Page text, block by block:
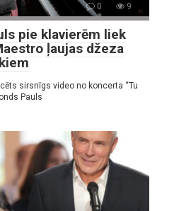
0 9
pie klavierēm liek
ļaujas džeza
sirsnīgs video no koncerta “Tu
Pauls